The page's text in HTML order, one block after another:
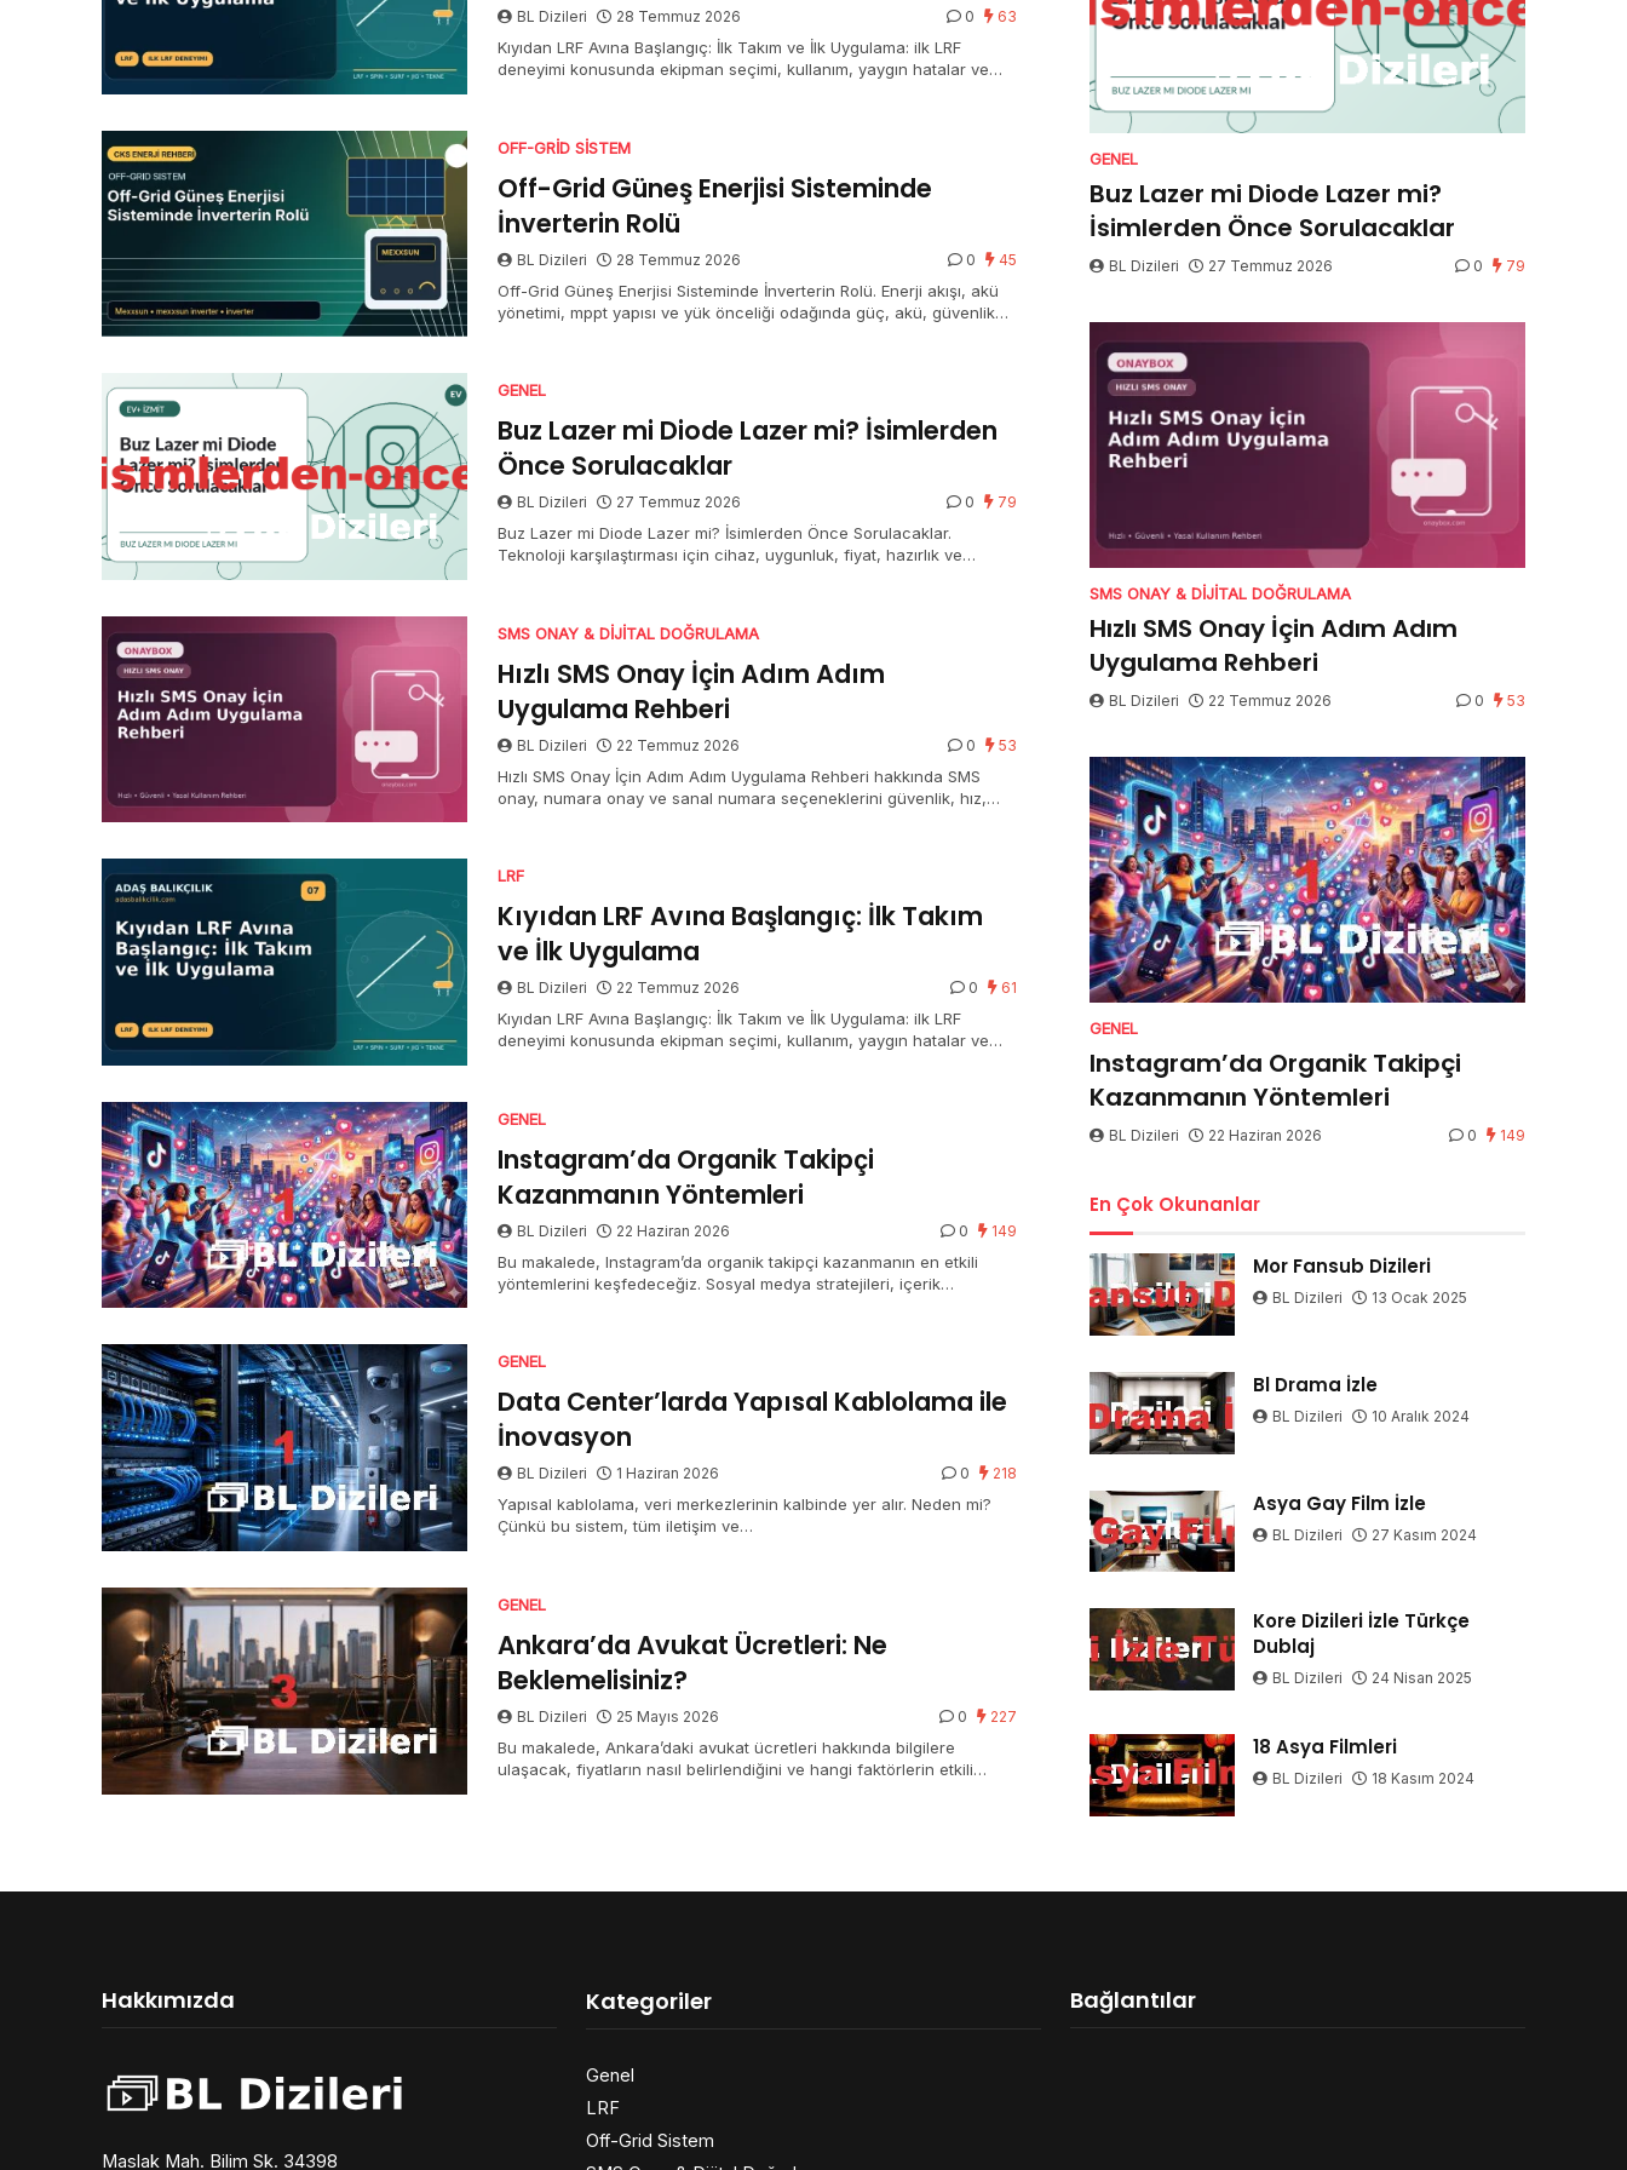
BL Dizileri 28 Temmuz 2026 0 63
Kıyıdan LRF Avına Başlangıç: İlk Takım ve İlk Uygulama: ilk LRF
deneyimi konusunda ekipman seçimi, kullanım, yaygın hatalar ve
OFF-GRID SISTEM
Off-Grid Güneş Enerjisi Sisteminde
İnverterin Rolü
BL Dizileri 28 Temmuz 2026 0 45
Off-Grid Güneş Enerjisi Sisteminde İnverterin Rolü. Enerji akışı, akü
yönetimi, mppt yapısı ve yük önceliği odağında güç, akü, güvenlik
GENEL
Buz Lazer mi Diode Lazer mi? İsimlerden
Önce Sorulacaklar
BL Dizileri 27 Temmuz 2026 0 79
Buz Lazer mi Diode Lazer mi? İsimlerden Önce Sorulacaklar.
Teknoloji karşılaştırması için cihaz, uygunluk, fiyat, hazırlık ve
SMS ONAY & DIJITAL DOĞRULAMA
Hızlı SMS Onay İçin Adım Adım
Uygulama Rehberi
BL Dizileri 22 Temmuz 2026 0 53
Hızlı SMS Onay İçin Adım Adım Uygulama Rehberi hakkında SMS
onay, numara onay ve sanal numara seçeneklerini güvenlik, hız,
LRF
Kıyıdan LRF Avına Başlangıç: İlk Takım
ve İlk Uygulama
BL Dizileri 22 Temmuz 2026 0 61
Kıyıdan LRF Avına Başlangıç: İlk Takım ve İlk Uygulama: ilk LRF
deneyimi konusunda ekipman seçimi, kullanım, yaygın hatalar ve
GENEL
Instagram’da Organik Takipçi
Kazanmanın Yöntemleri
BL Dizileri 22 Haziran 2026 0 149
Bu makalede, Instagram’da organik takipçi kazanmanın en etkili
yöntemlerini keşfedeceğiz. Sosyal medya stratejileri, içerik
GENEL
Data Center’larda Yapısal Kablolama ile
İnovasyon
BL Dizileri 1 Haziran 2026 0 218
Yapısal kablolama, veri merkezlerinin kalbinde yer alır. Neden mi?
Çünkü bu sistem, tüm iletişim ve…
GENEL
Ankara’da Avukat Ücretleri: Ne
Beklemelisiniz?
BL Dizileri 25 Mayıs 2026 0 227
Bu makalede, Ankara’daki avukat ücretleri hakkında bilgilere
ulaşacak, fiyatların nasıl belirlendiğini ve hangi faktörlerin etkili…
GENEL
Buz Lazer mi Diode Lazer mi?
İsimlerden Önce Sorulacaklar
BL Dizileri 27 Temmuz 2026 0 79
SMS ONAY & DIJITAL DOĞRULAMA
Hızlı SMS Onay İçin Adım Adım
Uygulama Rehberi
BL Dizileri 22 Temmuz 2026 0 53
GENEL
Instagram’da Organik Takipçi
Kazanmanın Yöntemleri
BL Dizileri 22 Haziran 2026 0 149
En Çok Okunanlar
Mor Fansub Dizileri
BL Dizileri 13 Ocak 2025
Bl Drama İzle
BL Dizileri 10 Aralık 2024
Asya Gay Film İzle
BL Dizileri 27 Kasım 2024
Kore Dizileri İzle Türkçe
Dublaj
BL Dizileri 24 Nisan 2025
18 Asya Filmleri
BL Dizileri 18 Kasım 2024
Hakkımızda
Maslak Mah. Bilim Sk. 34398
Kategoriler
Genel
LRF
Off-Grid Sistem
Bağlantılar